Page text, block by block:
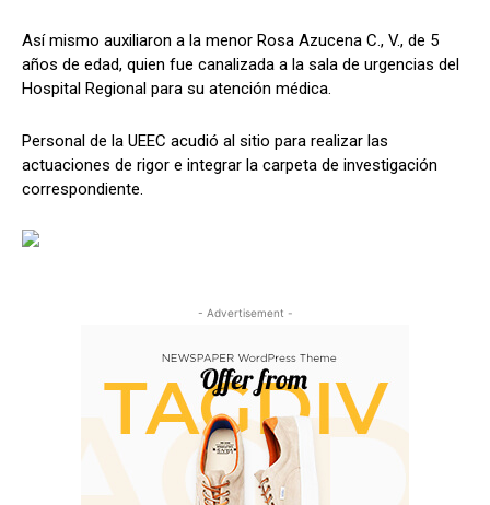
Así mismo auxiliaron a la menor Rosa Azucena C., V., de 5
años de edad, quien fue canalizada a la sala de urgencias del
Hospital Regional para su atención médica.
Personal de la UEEC acudió al sitio para realizar las
actuaciones de rigor e integrar la carpeta de investigación
correspondiente.
- Advertisement -